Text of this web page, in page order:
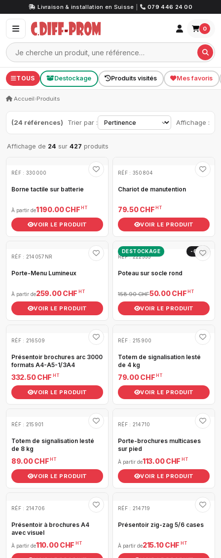
Livraison & installation en Suisse 079 446 24 00
0
TOUS Destockage Produits visités Mes favoris
Accueil›Produits
(24 références) Trier par : Affichage :
Affichage de 24 sur 427 produits
RÉF : 330000
Borne tactile sur batterie
À partir de1 190.00 CHF HT
VOIR LE PRODUIT
RÉF : 350804
Chariot de manutention
79.50 CHF HT
VOIR LE PRODUIT
RÉF : 214057NR
Porte-Menu Lumineux
À partir de259.00 CHF HT
VOIR LE PRODUIT
DESTOCKAGE
-69%
RÉF : 222333
Poteau sur socle rond
158.90 CHF50.00 CHF HT
VOIR LE PRODUIT
RÉF : 216509
Présentoir brochures arc 3000
formats A4-A5-1/3A4
332.50 CHF HT
VOIR LE PRODUIT
RÉF : 215900
Totem de signalisation lesté
de 4 kg
79.00 CHF HT
VOIR LE PRODUIT
RÉF : 215901
Totem de signalisation lesté
de 8 kg
89.00 CHF HT
VOIR LE PRODUIT
RÉF : 214710
Porte-brochures multicases
sur pied
À partir de113.00 CHF HT
VOIR LE PRODUIT
RÉF : 214706
Présentoir à brochures A4
avec visuel
À partir de110.00 CHF HT
RÉF : 214719
Présentoir zig-zag 5/6 cases
À partir de215.10 CHF HT